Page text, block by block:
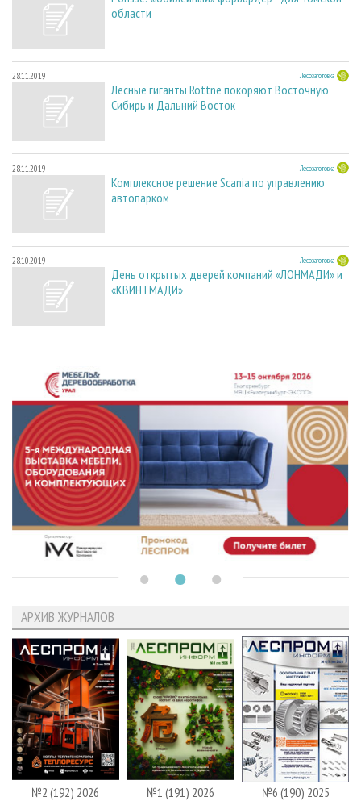
области
28.11.2019 Лесозаготовка
Лесные гиганты Rottne покоряют Восточную
Сибирь и Дальний Восток
28.11.2019 Лесозаготовка
Комплексное решение Scania по управлению
автопарком
28.10.2019 Лесозаготовка
День открытых дверей компаний «ЛОНМАДИ» и
«КВИНТМАДИ»
АРХИВ ЖУРНАЛОВ
№2 (192) 2026 №1 (191) 2026 №6 (190) 2025